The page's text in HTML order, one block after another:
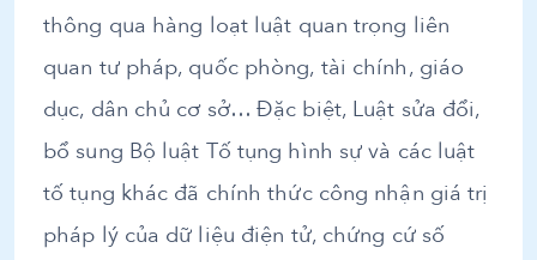
thông qua hàng loạt luật quan trọng liên
quan tư pháp, quốc phòng, tài chính, giáo
dục, dân chủ cơ sở… Đặc biệt, Luật sửa đổi,
bổ sung Bộ luật Tố tụng hình sự và các luật
tố tụng khác đã chính thức công nhận giá trị
pháp lý của dữ liệu điện tử, chứng cứ số